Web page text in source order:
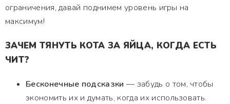
ограничения, давай поднимем уровень игры на
максимум!
ЗАЧЕМ ТЯНУТЬ КОТА ЗА ЯЙЦА, КОГДА ЕСТЬ
ЧИТ?
Бесконечные подсказки — забудь о том, чтобы
экономить их и думать, когда их использовать.